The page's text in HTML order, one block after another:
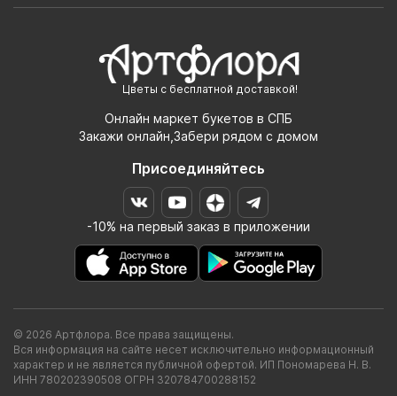
Цветы с бесплатной доставкой!
Онлайн маркет букетов в СПБ
Закажи онлайн,Забери рядом с домом
Присоединяйтесь
-10% на первый заказ в приложении
© 2026 Артфлора. Все права защищены.
Вся информация на сайте несет исключительно информационный
характер и не является публичной офертой. ИП Пономарева Н. В.
ИНН 780202390508 ОГРН 320784700288152